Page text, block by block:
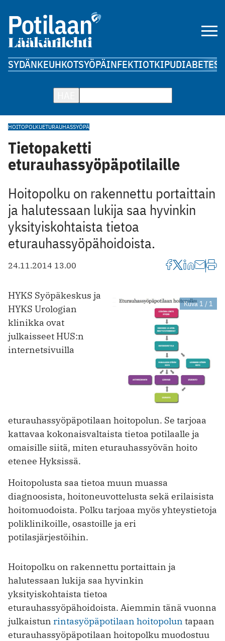
SYDÄNKEUHKOTSYÖPÄINFEKTIOTKIPUDIABETES
HOITOPOLKUETURAUHASSYÖPÄ
Tietopaketti
eturauhassyöpäpotilaille
Hoitopolku on rakennettu portaittain
ja halutessaan lukija saa hyvinkin
yksityiskohtaista tietoa
eturauhassyöpähoidoista.
24.11.2014 13.00
Kuva 1 / 1
HYKS Syöpäkeskus ja
HYKS Urologian
klinikka ovat
julkaisseet HUS:n
internetsivuilla
eturauhassyöpäpotilaan hoitopolun. Se tarjoaa
kattavaa kokonaisvaltaista tietoa potilaalle ja
omaisille siitä, miten eturauhassyövän hoito
etenee Hyksissä.
Hoitopolusta saa tietoa muun muassa
diagnoosista, hoitoneuvottelusta sekä erilaisista
hoitomuodoista. Polku tarjoaa myös yhteystietoja
poliklinikoille, osastoille ja eri
potilasjärjestöihin.
Hoitopolku on rakennettu portaittain ja
halutessaan lukija saa hyvinkin
yksityiskohtaista tietoa
eturauhassyöpähoidoista. Aiemmin tänä vuonna
julkaistun rintasyöpäpotilaan hoitopolun tapaan
eturauhassyöpäpotilaan hoitopolku muodostuu